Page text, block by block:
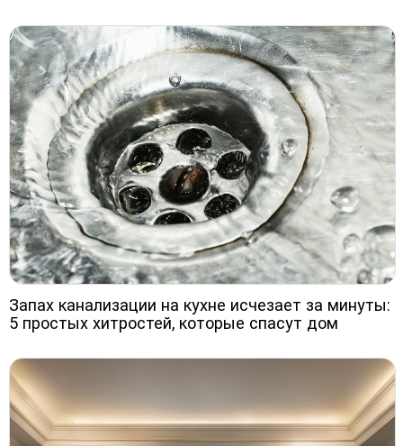
Запах канализации на кухне исчезает за минуты:
5 простых хитростей, которые спасут дом